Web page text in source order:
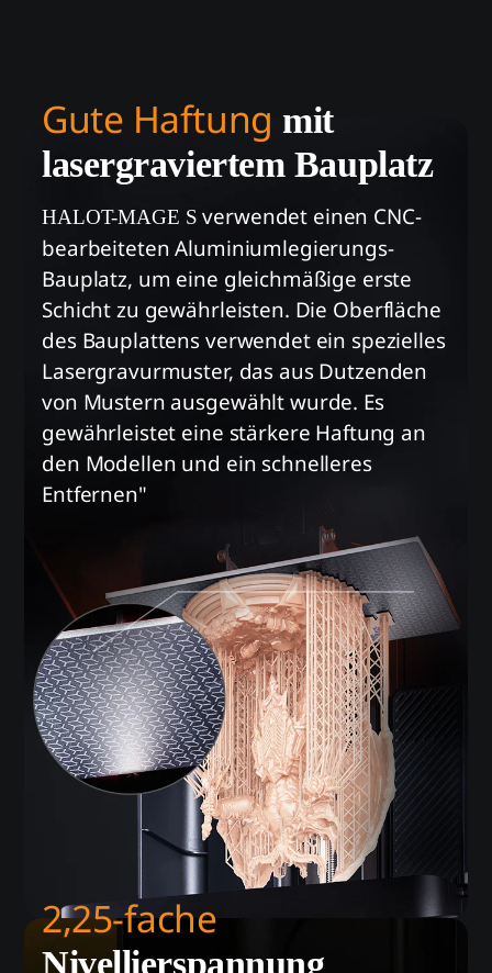
Gute Haftung mit
lasergraviertem Bauplatz
HALOT-MAGE S verwendet einen CNC-
bearbeiteten Aluminiumlegierungs-
Bauplatz, um eine gleichmäßige erste
Schicht zu gewährleisten. Die Oberfläche
des Bauplattens verwendet ein spezielles
Lasergravurmuster, das aus Dutzenden
von Mustern ausgewählt wurde. Es
gewährleistet eine stärkere Haftung an
den Modellen und ein schnelleres
Entfernen"
2,25-fache
Nivellierspannung